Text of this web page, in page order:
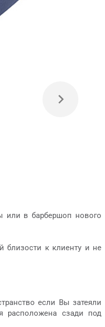
или в барбершоп нового
близости к клиенту и не
если Вы затеяли
расположена сзади под